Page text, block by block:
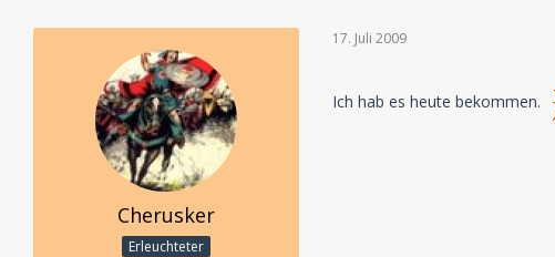
Cherusker
Erleuchteter
17. Juli 2009
Ich hab es heute bekommen.